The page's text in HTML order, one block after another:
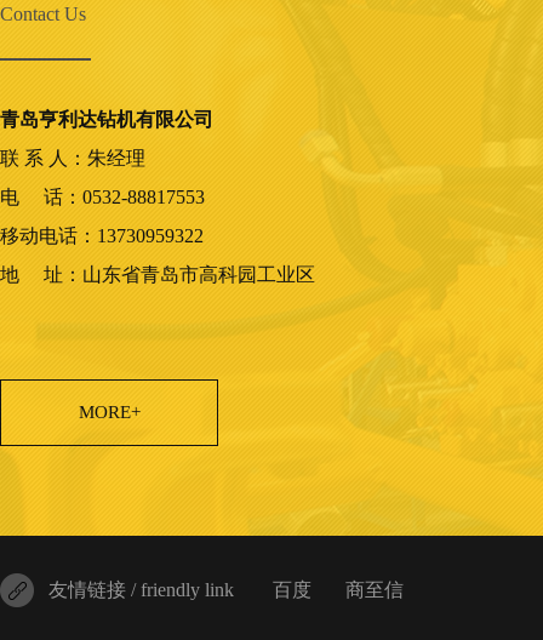
Contact Us
青岛亨利达钻机有限公司
联 系 人：朱经理
电 话：0532-88817553
移动电话：13730959322
地 址：山东省青岛市高科园工业区
MORE+
友情链接 / friendly link 百度 商至信